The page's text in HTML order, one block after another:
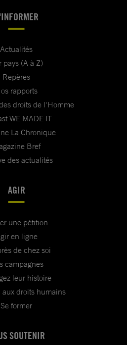
Actualités
pays (A à Z)
Repères
rapports
droits de l'Homme
WE MADE IT
La Chronique
Bref
des actualités
AGIR
une pétition
en ligne
de chez soi
campagnes
leur histoire
aux droits humains
Se former
SOUTENIR